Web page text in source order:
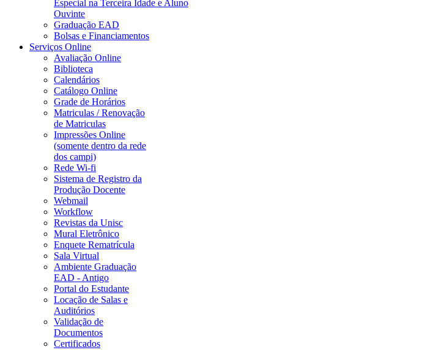
Especial na Terceira Idade e Aluno
Ouvinte
Graduação EAD
Bolsas e Financiamentos
Serviços Online
Avaliação Online
Biblioteca
Calendários
Catálogo Online
Grade de Horários
Matriculas / Renovação
de Matriculas
Impressões Online
(somente dentro da rede
dos campi)
Rede Wi-fi
Sistema de Registro da
Produção Docente
Webmail
Workflow
Revistas da Unisc
Mural Eletrônico
Enquete Rematrícula
Sala Virtual
Ambiente Graduação
EAD - Antigo
Portal do Estudante
Locação de Salas e
Auditórios
Validação de
Documentos
Certificados